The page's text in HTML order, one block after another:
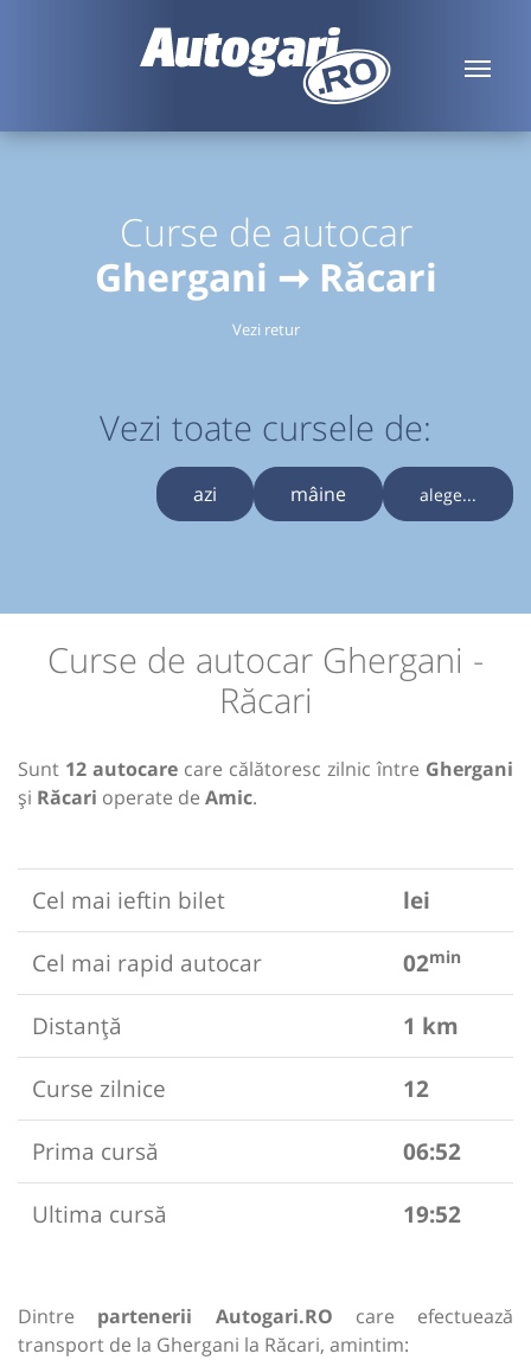
Curse de autocar
Ghergani ➞ Răcari
Vezi retur
Vezi toate cursele de:
azi mâine alege...
Curse de autocar Ghergani -
Răcari
Sunt 12 autocare care călătoresc zilnic între Ghergani
și Răcari operate de Amic.
Cel mai ieftin bilet
lei
Cel mai rapid autocar
02min
Distanță
1 km
Curse zilnice
12
Prima cursă
06:52
Ultima cursă
19:52
Dintre partenerii Autogari.RO care efectuează
transport de la Ghergani la Răcari, amintim: